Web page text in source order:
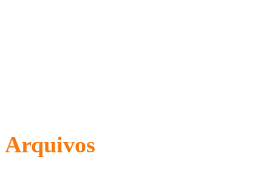
Arquivos